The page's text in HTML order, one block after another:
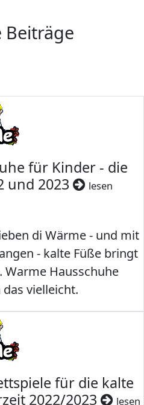
Beiträge
für Kinder - die
und 2023
lesen
di Wärme - und mit
- kalte Füße bringt
Warme Hausschuhe
vielleicht.
für die kalte
2022/2023
lesen